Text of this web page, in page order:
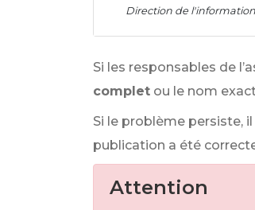
Direction de
Si les responsables de
complet ou le nom
Si le problème persiste,
publication a été
Attention